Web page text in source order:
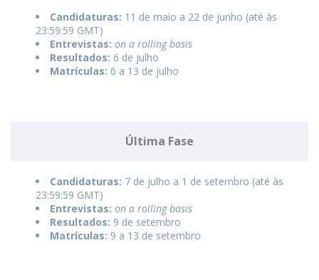
Candidaturas: 11 de maio a 22 de junho (até às
23:59:59 GMT)
Entrevistas: on a rolling basis
Resultados: 6 de julho
Matrículas: 6 a 13 de julho
Última Fase
Candidaturas: 7 de julho a 1 de setembro (até às
23:59:59 GMT)
Entrevistas: on a rolling basis
Resultados: 9 de setembro
Matrículas: 9 a 13 de setembro